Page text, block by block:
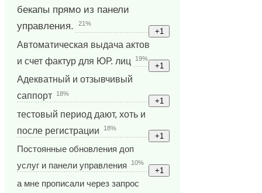
бекапы прямо из панели
управления.
21%
Автоматическая выдача актов
и счет фактур для ЮР. лиц
19%
Адекватный и отзывчивый
саппорт
18%
тестовый период дают, хоть и
после регистрации
18%
Постоянные обновления доп
услуг и панели управления
10%
а мне прописали через запрос